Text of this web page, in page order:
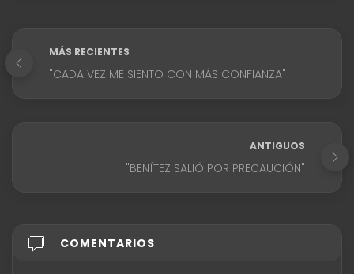
MÁS RECIENTES
"CADA VEZ ME SIENTO CON MÁS CONFIANZA"
ANTIGUOS
"BENÍTEZ SALIÓ POR PRECAUCIÓN"
COMENTARIOS